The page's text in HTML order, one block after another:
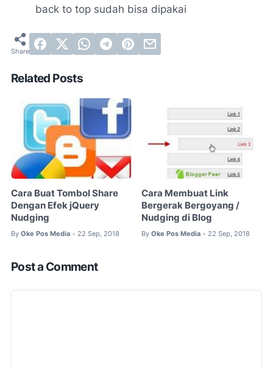
back to top sudah bisa dipakai
Related Posts
Cara Buat Tombol Share
Dengan Efek jQuery
Nudging
By Oke Pos Media • 22 Sep, 2018
Cara Membuat Link
Bergerak Bergoyang /
Nudging di Blog
By Oke Pos Media • 22 Sep, 2018
Post a Comment